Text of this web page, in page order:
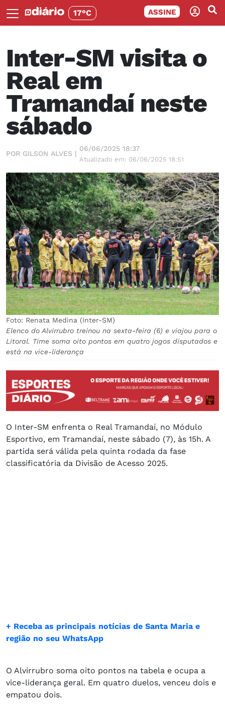
17°C ASSINE
Inter-SM visita o
Real em
Tramandaí neste
sábado
POR GILSON ALVES |
06/06/2025 18:37
Atualizado em: 06/06/2025 18:51
Foto: Renata Medina (Inter-SM)
Elenco do Alvirrubro treinou na sexta-feira (6) e viajou para o
Litoral. Time soma oito pontos em quatro jogos disputados e
está na vice-liderança
O Inter-SM enfrenta o Real Tramandaí, no Módulo
Esportivo, em Tramandaí, neste sábado (7), às 15h. A
partida será válida pela quinta rodada da fase
classificatória da Divisão de Acesso 2025.
+ Receba as principais notícias de Santa Maria e
região no seu WhatsApp
O Alvirrubro soma oito pontos na tabela e ocupa a
vice-liderança geral. Em quatro duelos, venceu dois e
empatou dois.